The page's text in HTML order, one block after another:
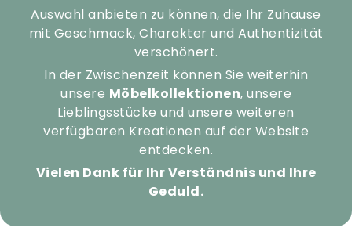
Auswahl anbieten zu können, die Ihr Zuhause
mit Geschmack, Charakter und Authentizität
verschönert.
In der Zwischenzeit können Sie weiterhin
unsere Möbelkollektionen, unsere
Lieblingsstücke und unsere weiteren
verfügbaren Kreationen auf der Website
entdecken.
Vielen Dank für Ihr Verständnis und Ihre
Geduld.